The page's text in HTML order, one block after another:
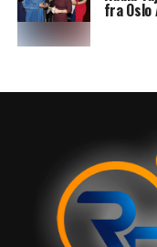
fra Oslo